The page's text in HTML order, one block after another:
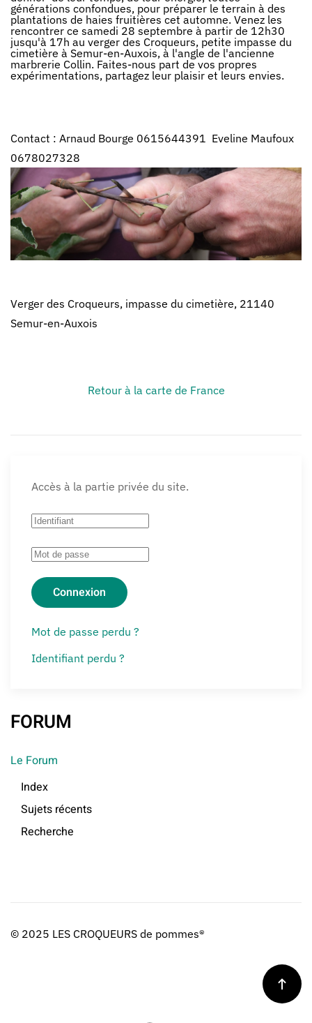
générations confondues, pour préparer le terrain à des
plantations de haies fruitières cet automne. Venez les
rencontrer ce samedi 28 septembre à partir de 12h30
jusqu'à 17h au verger des Croqueurs, petite impasse du
cimetière à Semur-en-Auxois, à l'angle de l'ancienne
marbrerie Collin. Faites-nous part de vos propres
expérimentations, partagez leur plaisir et leurs envies.
Contact : Arnaud Bourge 0615644391 Eveline Maufoux
0678027328
Verger des Croqueurs, impasse du cimetière, 21140
Semur-en-Auxois
Retour à la carte de France
Accès à la partie privée du site.
Connexion
Mot de passe perdu ?
Identifiant perdu ?
FORUM
Le Forum
Index
Sujets récents
Recherche
© 2025 LES CROQUEURS de pommes®